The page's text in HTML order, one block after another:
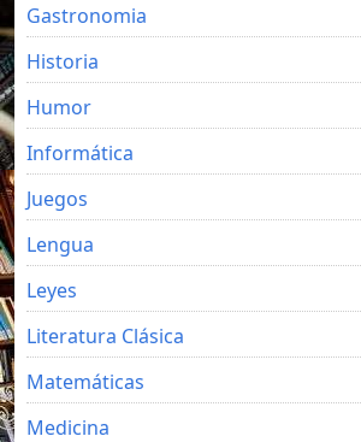
Gastronomia
Historia
Humor
Informática
Juegos
Lengua
Leyes
Literatura Clásica
Matemáticas
Medicina